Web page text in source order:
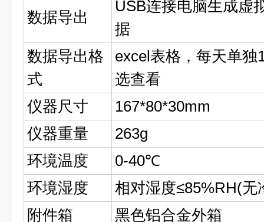
数据导出
USB连接电脑生成虚
据
数据导出格
式
excel表格，每天单
选查看
仪器尺寸
167*80*30mm
仪器重量
263g
环境温度
0-40℃
环境湿度
相对湿度≤85%RH(无
附件箱
黑色铝合金外箱